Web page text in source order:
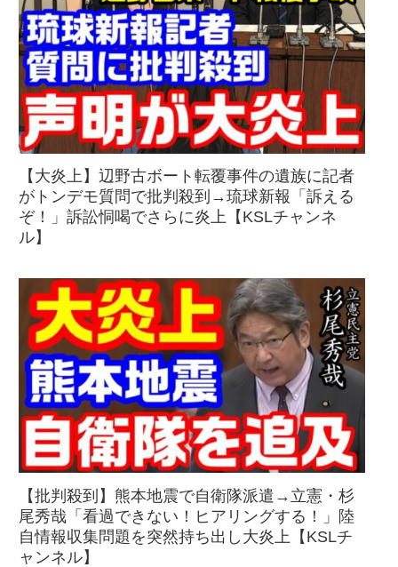
【大炎上】辺野古ボート転覆事件の遺族に記者
がトンデモ質問で批判殺到→琉球新報「訴える
ぞ！」訴訟恫喝でさらに炎上【KSLチャンネ
ル】
【批判殺到】熊本地震で自衛隊派遣→立憲・杉
尾秀哉「看過できない！ヒアリングする！」陸
自情報収集問題を突然持ち出し大炎上【KSLチ
ャンネル】